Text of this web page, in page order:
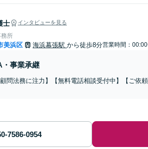
士 インタビューを見る
所
美浜区 海浜幕張駅 から徒歩8分営業時間：
・事業承継
顧問法務に注力】【無料電話相談受付中】【ご依